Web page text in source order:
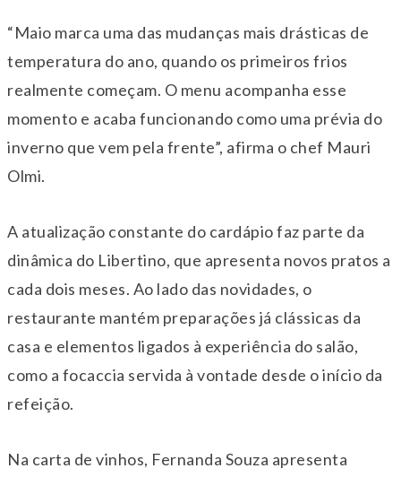
“Maio marca uma das mudanças mais drásticas de
temperatura do ano, quando os primeiros frios
realmente começam. O menu acompanha esse
momento e acaba funcionando como uma prévia do
inverno que vem pela frente”, afirma o chef Mauri
Olmi.
A atualização constante do cardápio faz parte da
dinâmica do Libertino, que apresenta novos pratos a
cada dois meses. Ao lado das novidades, o
restaurante mantém preparações já clássicas da
casa e elementos ligados à experiência do salão,
como a focaccia servida à vontade desde o início da
refeição.
Na carta de vinhos, Fernanda Souza apresenta